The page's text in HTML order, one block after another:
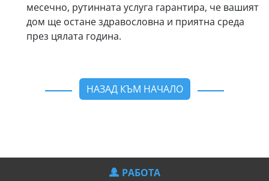
месечно, рутинната услуга гарантира, че вашият
дом ще остане здравословна и приятна среда
през цялата година.
НАЗАД КЪМ НАЧАЛО
РАБОТА